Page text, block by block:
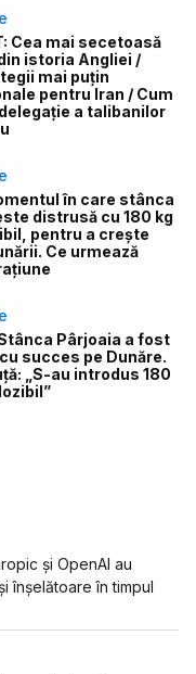
Cea mai secetoasă
istoria Angliei /
mai puțin
pentru Iran / Cum
a talibanilor
în care stânca
distrusă cu 180 kg
pentru a crește
Ce urmează
Pârjoaia a fost
succes pe Dunăre.
„S-au introdus 180
și OpenAI au
înșelătoare în timpul